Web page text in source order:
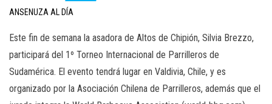
ANSENUZA AL DÍA
Este fin de semana la asadora de Altos de Chipión, Silvia Brezzo,
participará del 1º Torneo Internacional de Parrilleros de
Sudamérica. El evento tendrá lugar en Valdivia, Chile, y es
organizado por la Asociación Chilena de Parrilleros, además que el